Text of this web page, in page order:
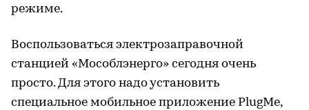
режиме.
Воспользоваться электрозаправочной
станцией «Мособлэнерго» сегодня очень
просто. Для этого надо установить
специальное мобильное приложение PlugMe,